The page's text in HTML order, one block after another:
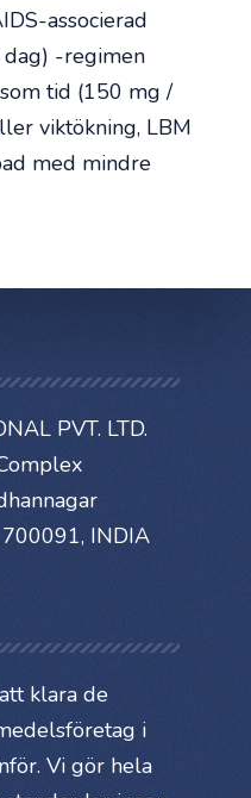
associerad
-regimen
tid (150 mg /
viktökning, LBM
med mindre
PVT. LTD.
INDIA
klara de
i
Vi gör hela